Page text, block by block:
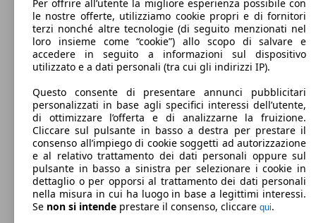
Benzina
Carburante
263 g/km
Emissioni di CO2 (combinato)*
Per offrire all’utente la migliore esperienza possibile con
le nostre offerte, utilizziamo cookie propri e di fornitori
terzi nonché altre tecnologie (di seguito menzionati nel
loro insieme come “cookie”) allo scopo di salvare e
accedere in seguito a informazioni sul dispositivo
utilizzato e a dati personali (tra cui gli indirizzi IP).
Questo consente di presentare annunci pubblicitari
personalizzati in base agli specifici interessi dell’utente,
di ottimizzare l’offerta e di analizzarne la fruizione.
Cliccare sul pulsante in basso a destra per prestare il
consenso all’impiego di cookie soggetti ad autorizzazione
e al relativo trattamento dei dati personali oppure sul
pulsante in basso a sinistra per selezionare i cookie in
dettaglio o per opporsi al trattamento dei dati personali
nella misura in cui ha luogo in base a legittimi interessi.
Se non si intende prestare il consenso, cliccare qui.